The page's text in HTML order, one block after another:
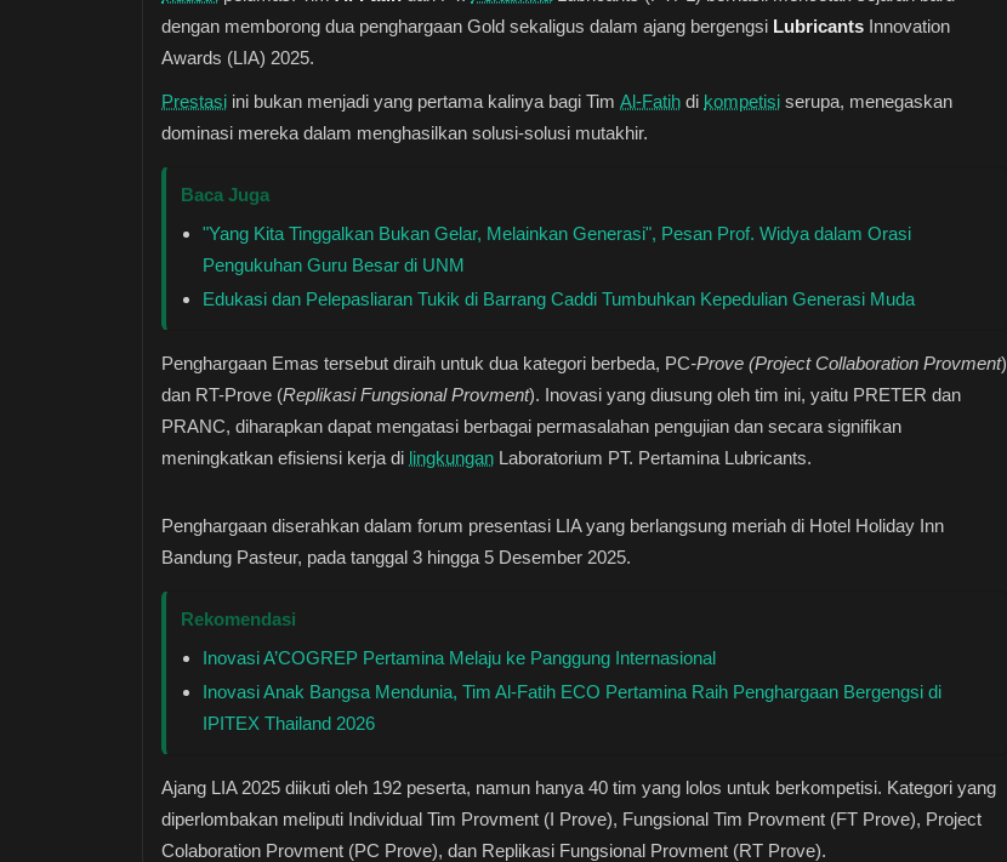
dengan memborong dua penghargaan Gold sekaligus dalam ajang bergengsi Lubricants Innovation
Awards (LIA) 2025.
Prestasi ini bukan menjadi yang pertama kalinya bagi Tim Al-Fatih di kompetisi serupa, menegaskan
dominasi mereka dalam menghasilkan solusi-solusi mutakhir.
Baca Juga
"Yang Kita Tinggalkan Bukan Gelar, Melainkan Generasi", Pesan Prof. Widya dalam Orasi
Pengukuhan Guru Besar di UNM
Edukasi dan Pelepasliaran Tukik di Barrang Caddi Tumbuhkan Kepedulian Generasi Muda
Penghargaan Emas tersebut diraih untuk dua kategori berbeda, PC-Prove (Project Collaboration Provment)
dan RT-Prove (Replikasi Fungsional Provment). Inovasi yang diusung oleh tim ini, yaitu PRETER dan
PRANC, diharapkan dapat mengatasi berbagai permasalahan pengujian dan secara signifikan
meningkatkan efisiensi kerja di lingkungan Laboratorium PT. Pertamina Lubricants.
Penghargaan diserahkan dalam forum presentasi LIA yang berlangsung meriah di Hotel Holiday Inn
Bandung Pasteur, pada tanggal 3 hingga 5 Desember 2025.
Rekomendasi
Inovasi A’COGREP Pertamina Melaju ke Panggung Internasional
Inovasi Anak Bangsa Mendunia, Tim Al-Fatih ECO Pertamina Raih Penghargaan Bergengsi di
IPITEX Thailand 2026
Ajang LIA 2025 diikuti oleh 192 peserta, namun hanya 40 tim yang lolos untuk berkompetisi. Kategori yang
diperlombakan meliputi Individual Tim Provment (I Prove), Fungsional Tim Provment (FT Prove), Project
Colaboration Provment (PC Prove), dan Replikasi Fungsional Provment (RT Prove).